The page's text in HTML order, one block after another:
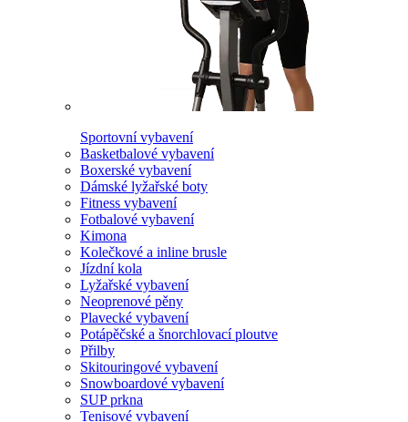
Sportovní vybavení
Basketbalové vybavení
Boxerské vybavení
Dámské lyžařské boty
Fitness vybavení
Fotbalové vybavení
Kimona
Kolečkové a inline brusle
Jízdní kola
Lyžařské vybavení
Neoprenové pěny
Plavecké vybavení
Potápěčské a šnorchlovací ploutve
Přilby
Skitouringové vybavení
Snowboardové vybavení
SUP prkna
Tenisové vybavení